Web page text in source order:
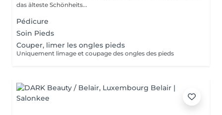
das älteste Schönheits...
Pédicure
Soin Pieds
Couper, limer les ongles pieds
Uniquement limage et coupage des ongles des pieds